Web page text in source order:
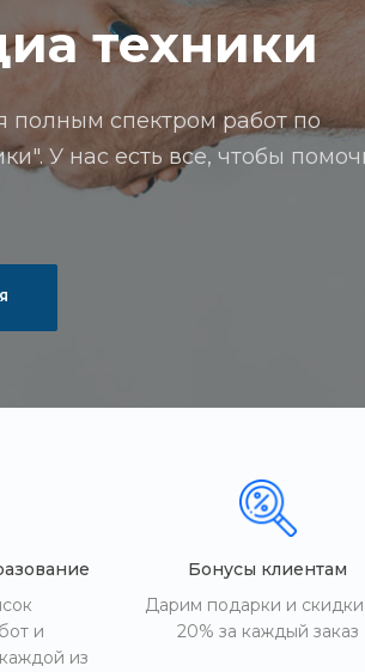
техники
полным спектром работ по
У нас есть все, чтобы
и
из
Бонусы клиентам
Дарим подарки и
20% за каждый заказ